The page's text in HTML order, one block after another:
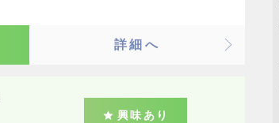
詳細へ
興味あり